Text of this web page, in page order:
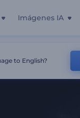
Imágenes IA
to English?